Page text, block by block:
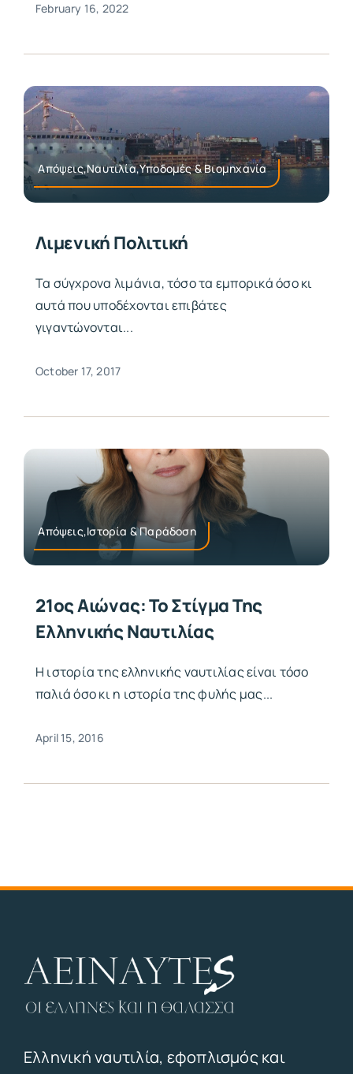
February 16, 2022
Απόψεις,Ναυτιλία,Υποδομές & Βιομηχανία
Λιμενική Πολιτική
Τα σύγχρονα λιμάνια, τόσο τα εμπορικά όσο κι
αυτά που υποδέχονται επιβάτες
γιγαντώνονται...
October 17, 2017
Απόψεις,Ιστορία & Παράδοση
21ος Αιώνας: Το Στίγμα Της
Ελληνικής Ναυτιλίας
Η ιστορία της ελληνικής ναυτιλίας είναι τόσο
παλιά όσο κι η ιστορία της φυλής μας...
April 15, 2016
Ελληνική ναυτιλία, εφοπλισμός και